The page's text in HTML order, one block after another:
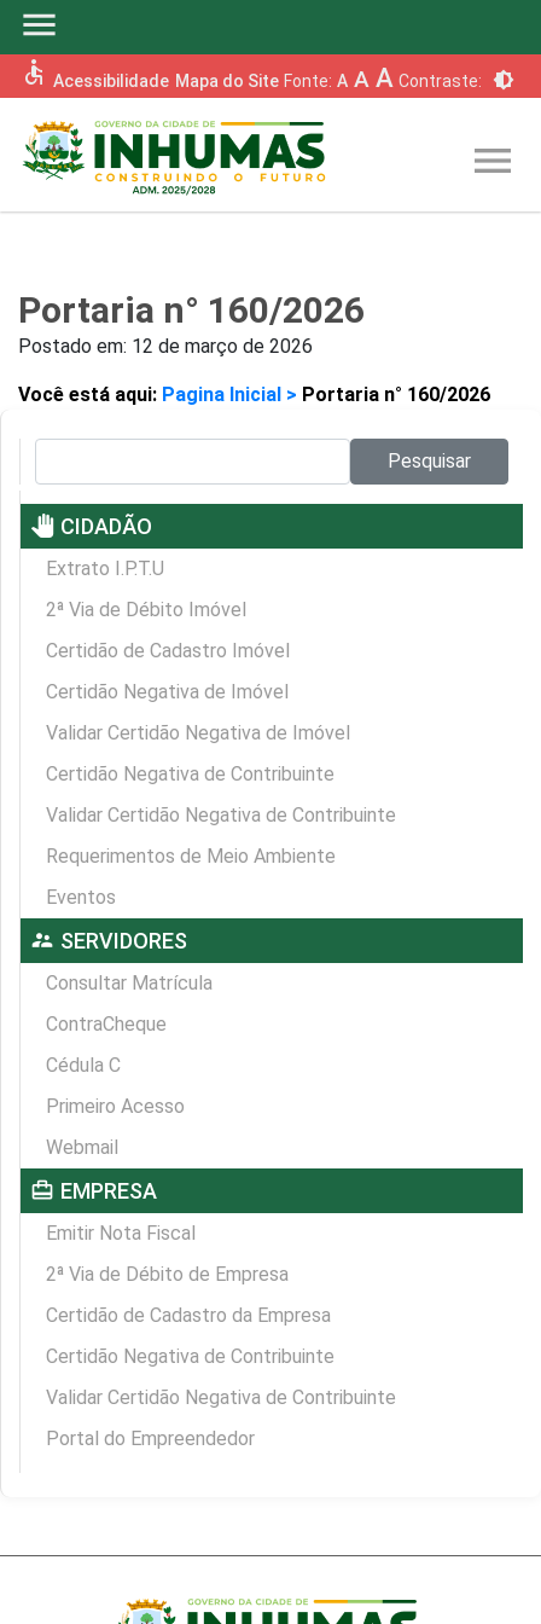
menu
accessible Acessibilidade Mapa do Site Fonte: A A A Contraste: brightness_6
menu
Portaria n° 160/2026
Postado em: 12 de março de 2026
Você está aqui: Pagina Inicial > Portaria n° 160/2026
Pesquisar
pan_tool CIDADÃO
Extrato I.P.T.U
2ª Via de Débito Imóvel
Certidão de Cadastro Imóvel
Certidão Negativa de Imóvel
Validar Certidão Negativa de Imóvel
Certidão Negativa de Contribuinte
Validar Certidão Negativa de Contribuinte
Requerimentos de Meio Ambiente
Eventos
supervisor_account SERVIDORES
Consultar Matrícula
ContraCheque
Cédula C
Primeiro Acesso
Webmail
card_travel EMPRESA
Emitir Nota Fiscal
2ª Via de Débito de Empresa
Certidão de Cadastro da Empresa
Certidão Negativa de Contribuinte
Validar Certidão Negativa de Contribuinte
Portal do Empreendedor